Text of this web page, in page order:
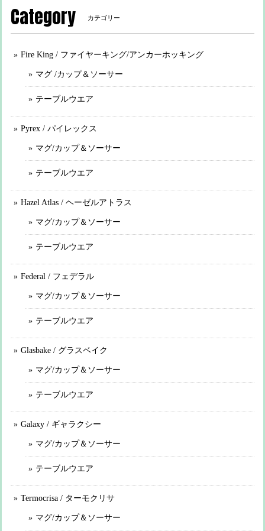
Category カテゴリー
Fire King / ファイヤーキング/アンカーホッキング
マグ /カップ＆ソーサー
テーブルウエア
Pyrex / パイレックス
マグ/カップ＆ソーサー
テーブルウエア
Hazel Atlas / ヘーゼルアトラス
マグ/カップ＆ソーサー
テーブルウエア
Federal / フェデラル
マグ/カップ＆ソーサー
テーブルウエア
Glasbake / グラスベイク
マグ/カップ＆ソーサー
テーブルウエア
Galaxy / ギャラクシー
マグ/カップ＆ソーサー
テーブルウエア
Termocrisa / ターモクリサ
マグ/カップ＆ソーサー